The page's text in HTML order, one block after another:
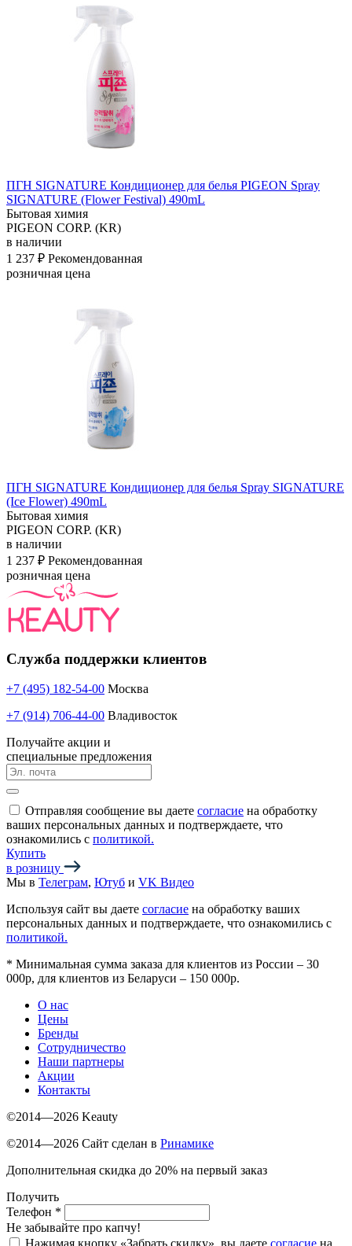
ПГН SIGNATURE Кондиционер для белья PIGEON Spray
SIGNATURE (Flower Festival) 490mL
Бытовая химия
PIGEON CORP. (KR)
в наличии
1 237 ₽ Рекомендованная
розничная цена
ПГН SIGNATURE Кондиционер для белья Spray SIGNATURE
(Ice Flower) 490mL
Бытовая химия
PIGEON CORP. (KR)
в наличии
1 237 ₽ Рекомендованная
розничная цена
Служба поддержки клиентов
+7 (495) 182-54-00 Москва
+7 (914) 706-44-00 Владивосток
Получайте акции и
специальные предложения
Отправляя сообщение вы даете согласие на обработку
ваших персональных данных и подтверждаете, что
ознакомились с политикой.
Купить
в розницу
Мы в Телеграм, Ютуб и VK Видео
Используя сайт вы даете согласие на обработку ваших
персональных данных и подтверждаете, что ознакомились с
политикой.
* Минимальная сумма заказа для клиентов из России – 30
000р, для клиентов из Беларуси – 150 000р.
О нас
Цены
Бренды
Сотрудничество
Наши партнеры
Акции
Контакты
©2014—2026 Keauty
©2014—2026 Сайт сделан в Ринамике
Дополнительная скидка до 20% на первый заказ
Получить
Телефон *
Не забывайте про капчу!